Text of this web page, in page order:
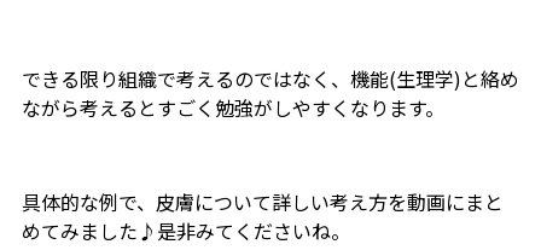
できる限り組織で考えるのではなく、機能(生理学)と絡め
ながら考えるとすごく勉強がしやすくなります。
具体的な例で、皮膚について詳しい考え方を動画にまと
めてみました♪是非みてくださいね。